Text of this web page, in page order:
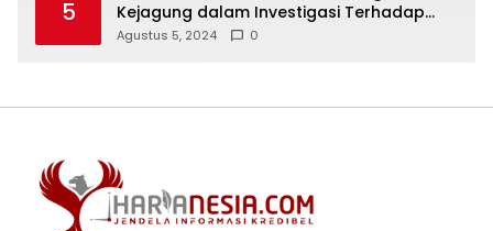
5
Kejagung dalam Investigasi Terhadap
Walikota Bandar Lampung
Agustus 5, 2024 0